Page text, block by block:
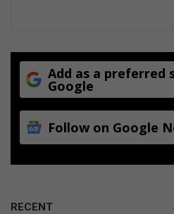
Add as a preferred
Google
Follow on Google
RECENT